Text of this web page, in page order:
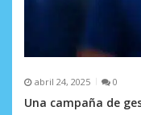
abril 24, 2025 0
Una campaña de